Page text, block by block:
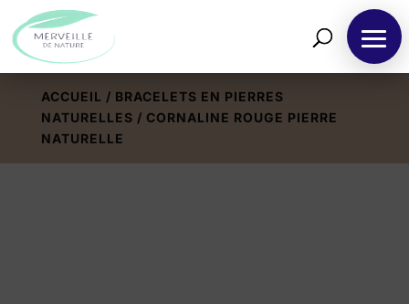
ACCUEIL / BRACELETS EN PIERRES
NATURELLES / CORNALINE ROUGE PIERRE
NATURELLE